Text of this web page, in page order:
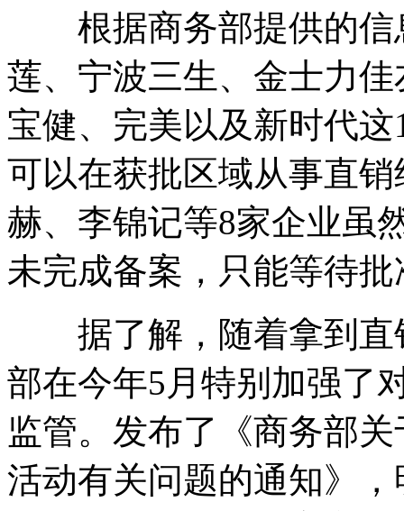
根据商务部提供的信
莲、宁波三生、金士力
宝健、完美以及新时代
可以在获批区域从事直
赫、李锦记等8家企业虽
未完成备案，只能等待批
据了解，随着拿到直
部在今年5月特别加强了
监管。发布了《商务部
活动有关问题的通知》